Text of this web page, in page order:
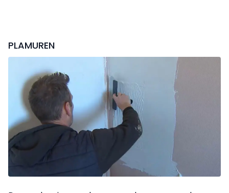
PLAMUREN